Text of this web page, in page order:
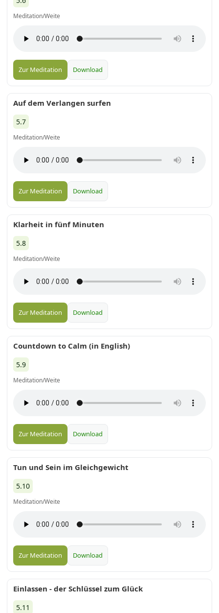
Meditation/Weite
Zur Meditation Download
Auf dem Verlangen surfen
5.7
Meditation/Weite
Zur Meditation Download
Klarheit in fünf Minuten
5.8
Meditation/Weite
Zur Meditation Download
Countdown to Calm (in English)
5.9
Meditation/Weite
Zur Meditation Download
Tun und Sein im Gleichgewicht
5.10
Meditation/Weite
Zur Meditation Download
Einlassen - der Schlüssel zum Glück
5.11